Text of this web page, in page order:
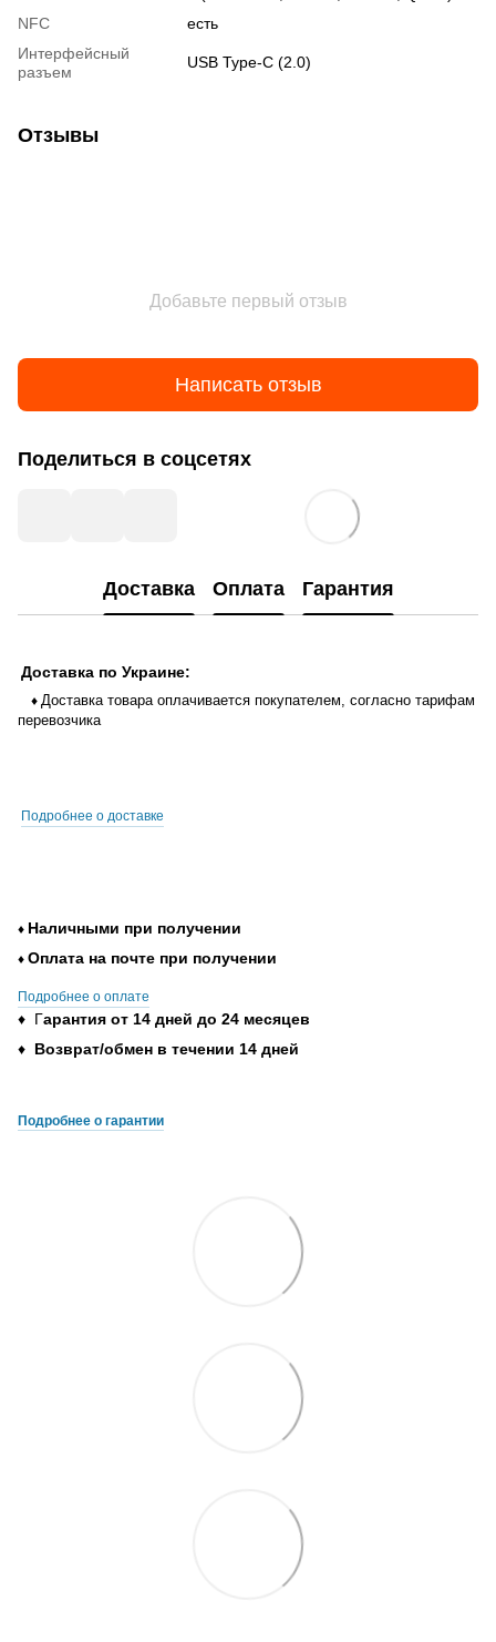
NFC
есть
Интерфейсный
разъем
USB Type-C (2.0)
Отзывы
Добавьте первый отзыв
Написать отзыв
Поделиться в соцсетях
Доставка Оплата Гарантия
Доставка по Украине:
♦ Доставка товара оплачивается покупателем, согласно тарифам
перевозчика
Подробнее о доставке
♦ Наличными при получении
♦ Оплата на почте при получении
Подробнее о оплате
♦ Гарантия от 14 дней до 24 месяцев
♦ Возврат/обмен в течении 14 дней
Подробнее о гарантии